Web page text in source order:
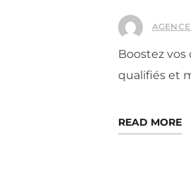
Boostez vos
qualifiés et
READ MORE